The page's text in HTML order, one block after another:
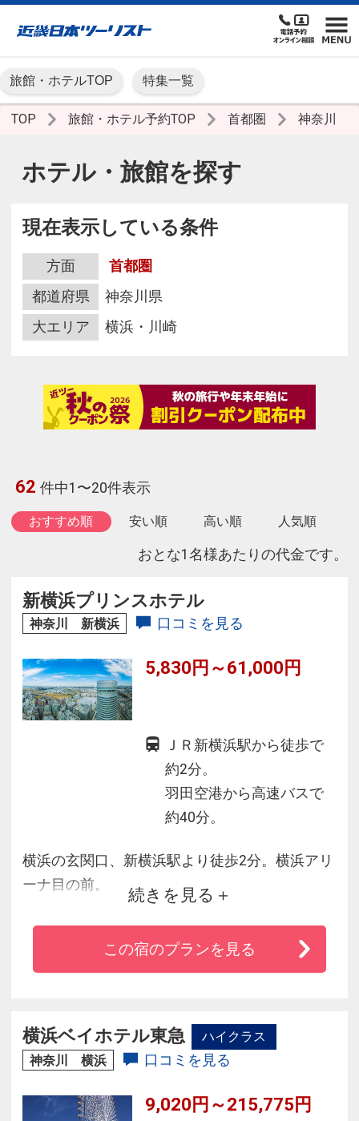
旅館・ホテルTOP 特集一覧
TOP 旅館・ホテル予約TOP 首都圏 神奈川
ホテル・旅館を探す
現在表示している条件
方面
首都圏
都道府県
神奈川県
大エリア
横浜・川崎
62 件中1〜20件表示
おすすめ順 安い順 高い順 人気順
おとな1名様あたりの代金です。
新横浜プリンスホテル
神奈川 新横浜 口コミを見る
5,830円～61,000円
ＪＲ新横浜駅から徒歩で
約2分。
羽田空港から高速バスで
約40分。
横浜の玄関口、新横浜駅より徒歩2分。横浜アリ
ーナ目の前。
新横浜エリア一の高層ホテルで夜景も◎。日産
スタジアムへも徒歩圏内！
◆都内へのアクセスも良好、品川駅最短約11分
エティ豊かなレストラン・バー・140店舗のショ
ッピングプラザ・プリンスペペを複合
続きを見る
この宿のプランを見る
横浜ベイホテル東急
ハイクラス
神奈川 横浜
口コミを見る
9,020円～215,775円